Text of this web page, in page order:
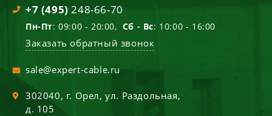
+7 (495) 248-66-70
Пн-Пт: 09:00 - 20:00, Сб - Вс: 10:00 - 16:00
Заказать обратный звонок
sale@expert-cable.ru
302040, г. Орел,ул. Раздольная,
д. 105